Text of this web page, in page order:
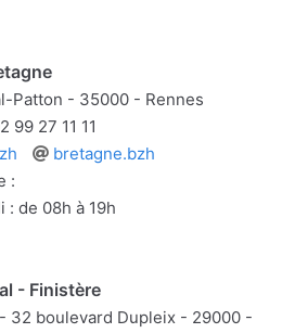
Patton - 35000 - Rennes
99 27 11 11
Site
bretagne.bzh
:
: de 08h à 19h
- Finistère
32 boulevard Dupleix - 29000 -